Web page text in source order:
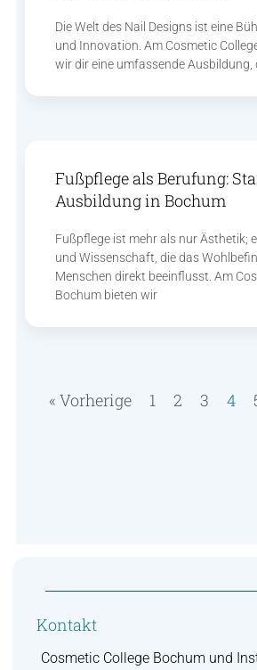
Die Welt des Nail Designs ist eine
und Innovation. Am Cosmetic
wir dir eine umfassende Ausbildung,
Fußpflege als Berufung:
Ausbildung in Bochum
Fußpflege ist mehr als nur Ästhetik;
und Wissenschaft, die das
Menschen direkt beeinflusst. Am
Bochum bieten wir
« Vorherige 1 2 3 4
Kontakt
Cosmetic College Bochum und